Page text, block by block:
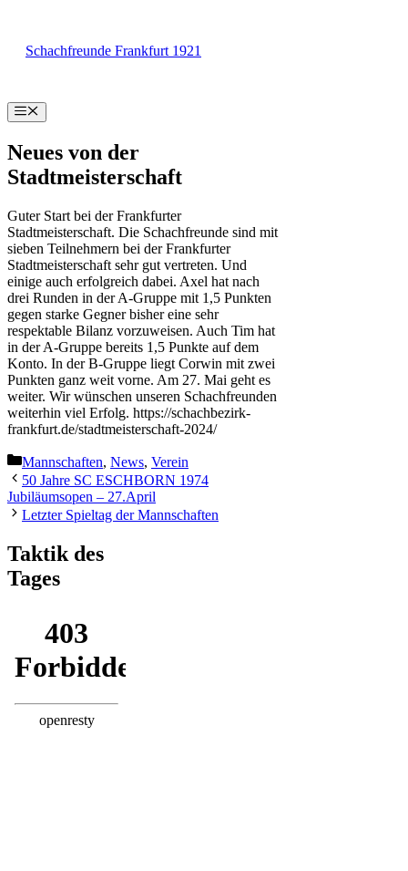
springen
Schachfreunde Frankfurt 1921
Menü
Neues von der
Stadtmeisterschaft
Guter Start bei der Frankfurter
Stadtmeisterschaft. Die Schachfreunde sind mit
sieben Teilnehmern bei der Frankfurter
Stadtmeisterschaft sehr gut vertreten. Und
einige auch erfolgreich dabei. Axel hat nach
drei Runden in der A-Gruppe mit 1,5 Punkten
gegen starke Gegner bisher eine sehr
respektable Bilanz vorzuweisen. Auch Tim hat
in der A-Gruppe bereits 1,5 Punkte auf dem
Konto. In der B-Gruppe liegt Corwin mit zwei
Punkten ganz weit vorne. Am 27. Mai geht es
weiter. Wir wünschen unseren Schachfreunden
weiterhin viel Erfolg. https://schachbezirk-
frankfurt.de/stadtmeisterschaft-2024/
Kategorien
Mannschaften, News, Verein
50 Jahre SC ESCHBORN 1974
Jubiläumsopen – 27.April
Letzter Spieltag der Mannschaften
Taktik des
Tages